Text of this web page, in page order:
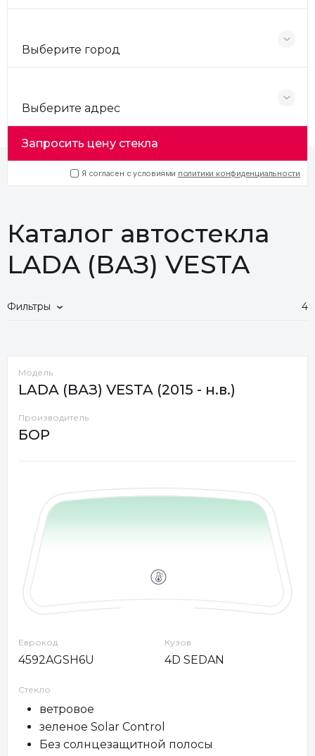
Выберите город
Выберите адрес
Запросить цену стекла
Я согласен с условиями политики конфиденциальности
Каталог автостекла
LADA (ВАЗ) VESTA
Фильтры 4
Модель
LADA (ВАЗ) VESTA (2015 - н.в.)
Производитель
БОР
Еврокод
4592AGSH6U
Кузов
4D SEDAN
Стекло
ветровое
зеленое Solar Control
Без солнцезащитной полосы